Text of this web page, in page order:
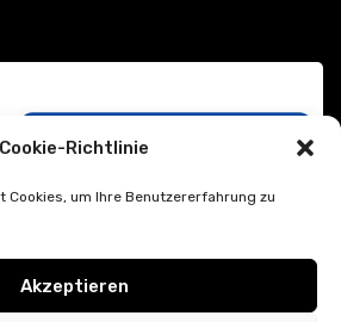
Cookie-Richtlinie
Cookies, um Ihre Benutzererfahrung zu
Akzeptieren